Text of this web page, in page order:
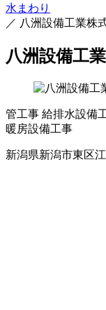
水まわり
／ 八洲設備工業株
八洲設備工
管工事 給排水設備
暖房設備工事
新潟県新潟市東区